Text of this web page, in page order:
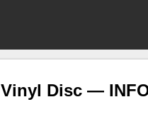
Vinyl Disc —